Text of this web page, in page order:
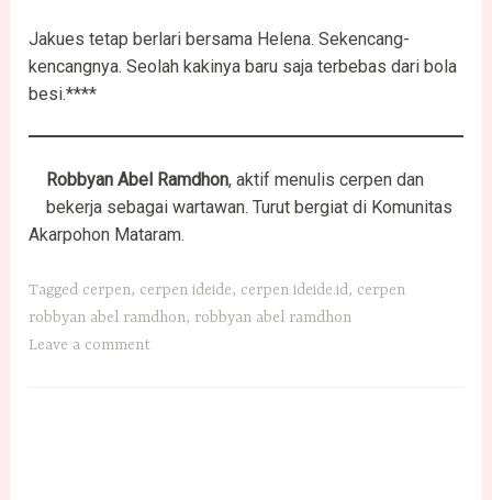
Jakues tetap berlari bersama Helena. Sekencang-
kencangnya. Seolah kakinya baru saja terbebas dari bola
besi.****
Robbyan Abel Ramdhon, aktif menulis cerpen dan
bekerja sebagai wartawan. Turut bergiat di Komunitas
Akarpohon Mataram.
Tagged cerpen, cerpen ideide, cerpen ideide.id, cerpen
robbyan abel ramdhon, robbyan abel ramdhon
Leave a comment